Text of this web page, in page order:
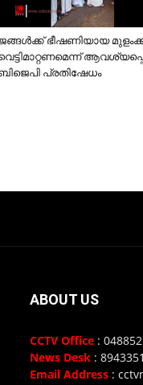
ഭീഷണിയായ
പ്രതിഷേധം
ABOUT US
CCTV Office :
News Desk :
Email Address :